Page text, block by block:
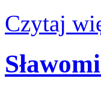
Czytaj